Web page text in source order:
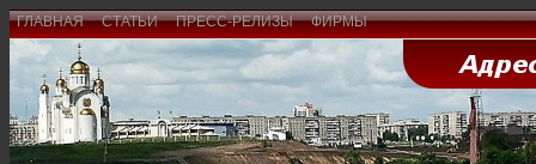
ГЛАВНАЯ СТАТЬИ ПРЕСС-РЕЛИЗЫ ФИРМЫ